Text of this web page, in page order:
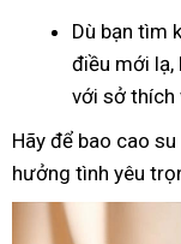
Dù bạn tìm
điều mới lạ,
với sở thích
Hãy để bao cao
hưởng tình yêu